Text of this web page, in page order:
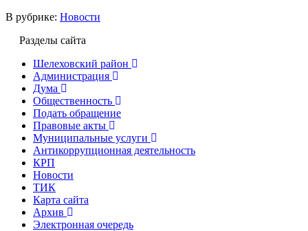
В рубрике: Новости
Разделы сайта
Шелеховский район
Администрация
Дума
Общественность
Подать обращение
Правовые акты
Муниципальные услуги
Антикоррупционная деятельность
КРП
Новости
ТИК
Карта сайта
Архив
Электронная очередь